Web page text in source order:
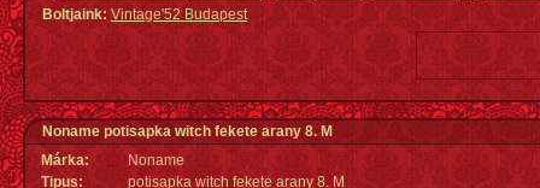
Boltjaink: Vintage'52 Budapest
Noname potisapka witch fekete arany 8. M
Márka:
Noname
Tipus:
potisapka witch fekete arany 8. M